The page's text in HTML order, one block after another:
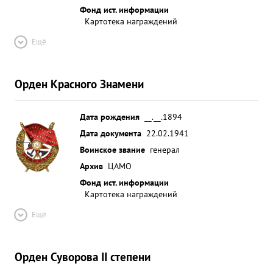
Фонд ист. информации
Картотека награждений
Ещё
Орден Красного Знамени
Дата рождения
__.__.1894
Дата документа 22.02.1941
Воинское звание генерал
Архив ЦАМО
Фонд ист. информации
Картотека награждений
Ещё
Орден Суворова II степени